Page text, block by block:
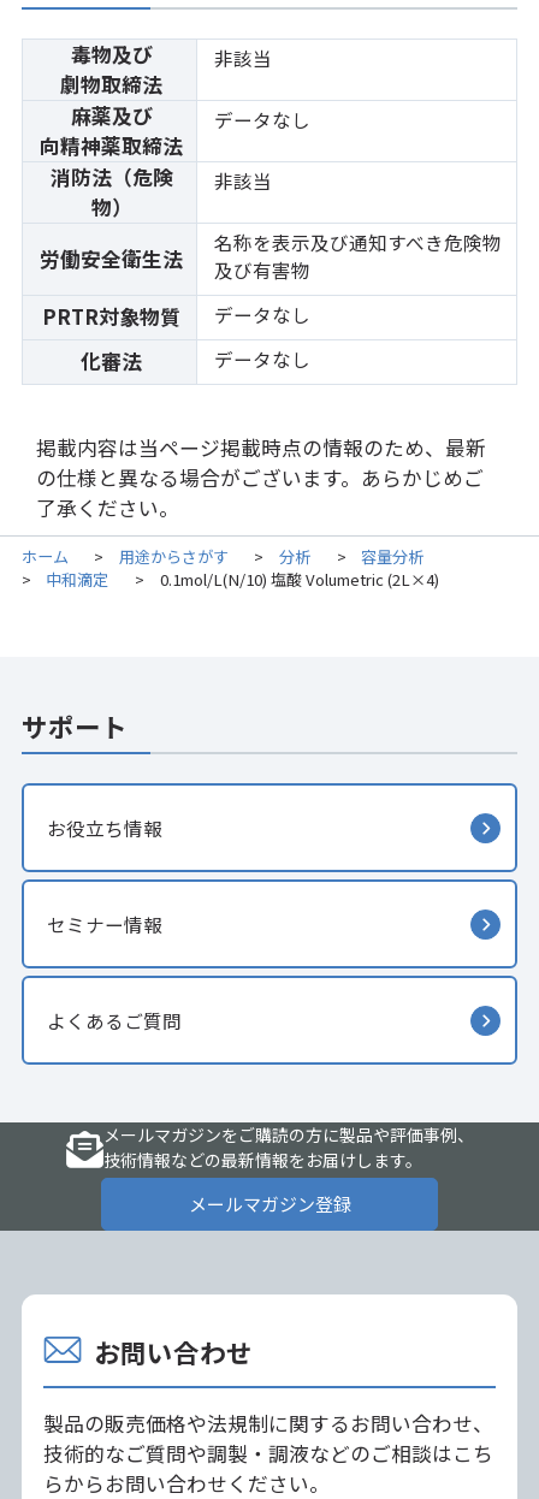
毒物及び
劇物取締法
非該当
麻薬及び
向精神薬取締法
データなし
消防法（危険
物）
非該当
労働安全衛生法
名称を表示及び通知すべき危険物
及び有害物
PRTR対象物質 データなし
化審法 データなし
掲載内容は当ページ掲載時点の情報のため、最新
の仕様と異なる場合がございます。あらかじめご
了承ください。
ホーム > 用途からさがす > 分析 > 容量分析
> 中和滴定 > 0.1mol/L(N/10) 塩酸 Volumetric (2L×4)
サポート
お役立ち情報
セミナー情報
よくあるご質問
メールマガジンをご購読の方に製品や評価事例、
技術情報などの最新情報をお届けします。
メールマガジン登録
お問い合わせ
製品の販売価格や法規制に関するお問い合わせ、
技術的なご質問や調製・調液などのご相談はこち
らからお問い合わせください。